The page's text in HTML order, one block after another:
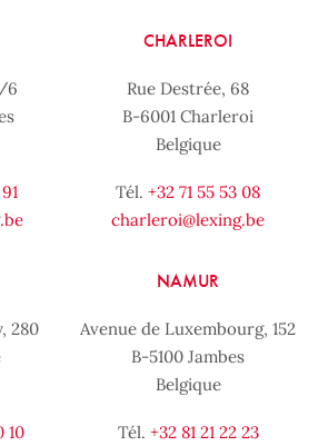
6
CHARLEROI
Rue Destrée, 68
B-6001 Charleroi
Belgique
Tél. +32 71 55 53 08
charleroi@lexing.be
280
10
NAMUR
Avenue de Luxembourg, 152
B-5100 Jambes
Belgique
Tél. +32 81 21 22 23